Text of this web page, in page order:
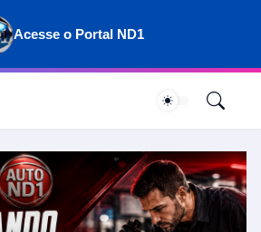
Acesse o Portal ND1